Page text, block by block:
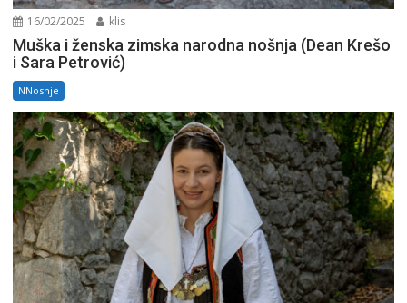
16/02/2025 klis
Muška i ženska zimska narodna nošnja (Dean Krešo
i Sara Petrović)
NNosnje